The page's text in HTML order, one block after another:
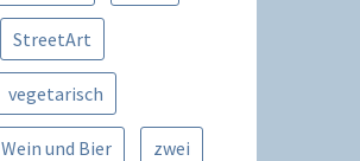
StreetArt
vegetarisch
Wein und Bier zwei